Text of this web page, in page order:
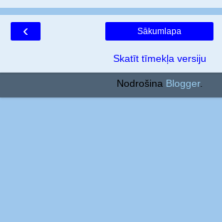
‹ Sākumlapa
Skatīt tīmekļa versiju
Nodrošina Blogger.